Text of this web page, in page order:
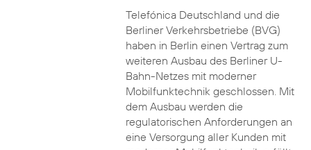
Telefónica Deutschland und die
Berliner Verkehrsbetriebe (BVG)
haben in Berlin einen Vertrag zum
weiteren Ausbau des Berliner U-
Bahn-Netzes mit moderner
Mobilfunktechnik geschlossen. Mit
dem Ausbau werden die
regulatorischen Anforderungen an
eine Versorgung aller Kunden mit